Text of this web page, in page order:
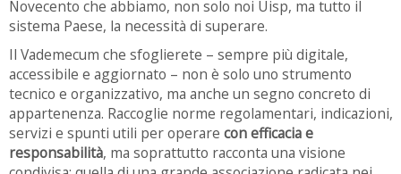
Novecento che abbiamo, non solo noi Uisp, ma tutto il
sistema Paese, la necessità di superare.
Il Vademecum che sfoglierete – sempre più digitale,
accessibile e aggiornato – non è solo uno strumento
tecnico e organizzativo, ma anche un segno concreto di
appartenenza. Raccoglie norme regolamentari, indicazioni,
servizi e spunti utili per operare con efficacia e
responsabilità, ma soprattutto racconta una visione